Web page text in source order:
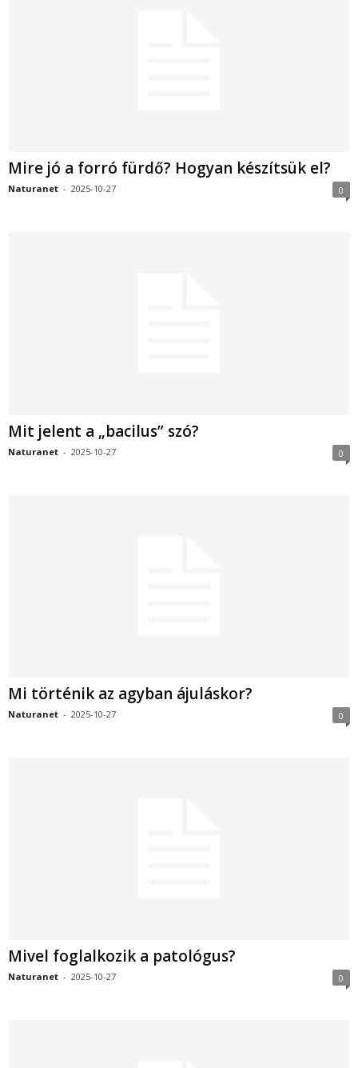
Mire jó a forró fürdő? Hogyan készítsük el?
Naturanet - 2025-10-27 0
Mit jelent a „bacilus” szó?
Naturanet - 2025-10-27 0
Mi történik az agyban ájuláskor?
Naturanet - 2025-10-27 0
Mivel foglalkozik a patológus?
Naturanet - 2025-10-27 0